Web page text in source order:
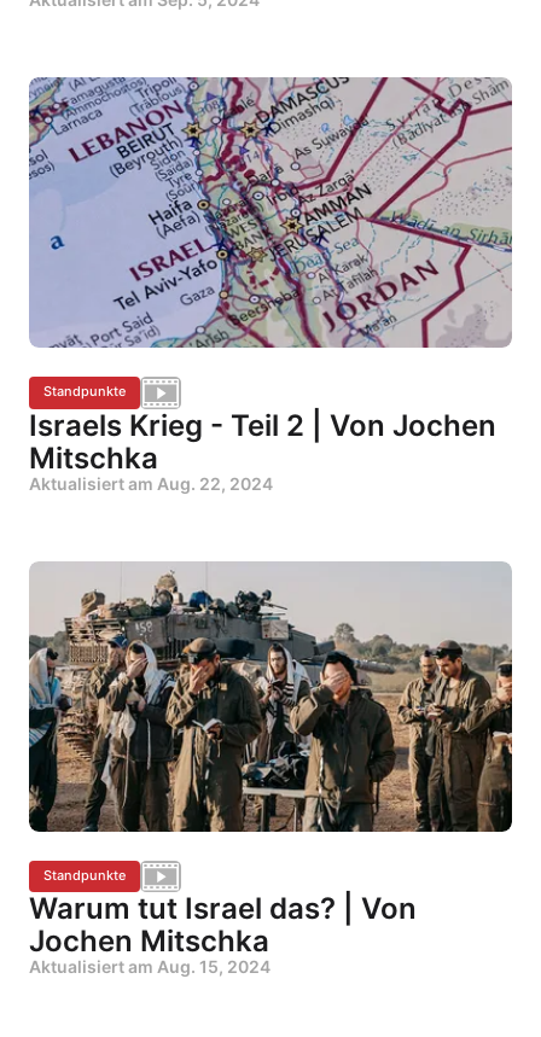
Standpunkte
Israels Krieg - Teil 2 | Von Jochen
Mitschka
Aktualisiert am Aug. 22, 2024
Standpunkte
Warum tut Israel das? | Von
Jochen Mitschka
Aktualisiert am Aug. 15, 2024